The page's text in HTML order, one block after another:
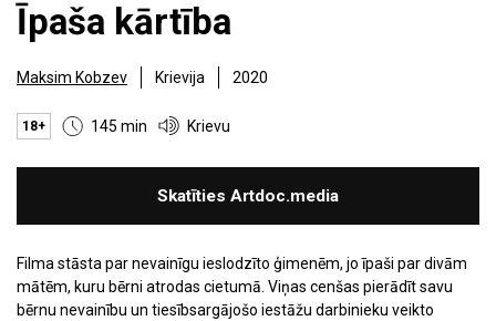
Īpaša kārtība
Maksim Kobzev Krievija 2020
18+ 145 min Krievu
Skatīties Artdoc.media
Filma stāsta par nevainīgu ieslodzīto ģimenēm, jo ​​īpaši par divām
mātēm, kuru bērni atrodas cietumā. Viņas cenšas pierādīt savu
bērnu nevainību un tiesībsargājošo iestāžu darbinieku veikto